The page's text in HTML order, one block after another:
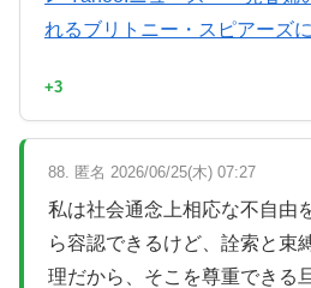
れるブリトニー・スピアーズ
+3
88. 匿名 2026/06/25(木) 07:27
私は社会通念上相応な不自由
ら容認できるけど、詮索と束
理だから、そこを尊重できる